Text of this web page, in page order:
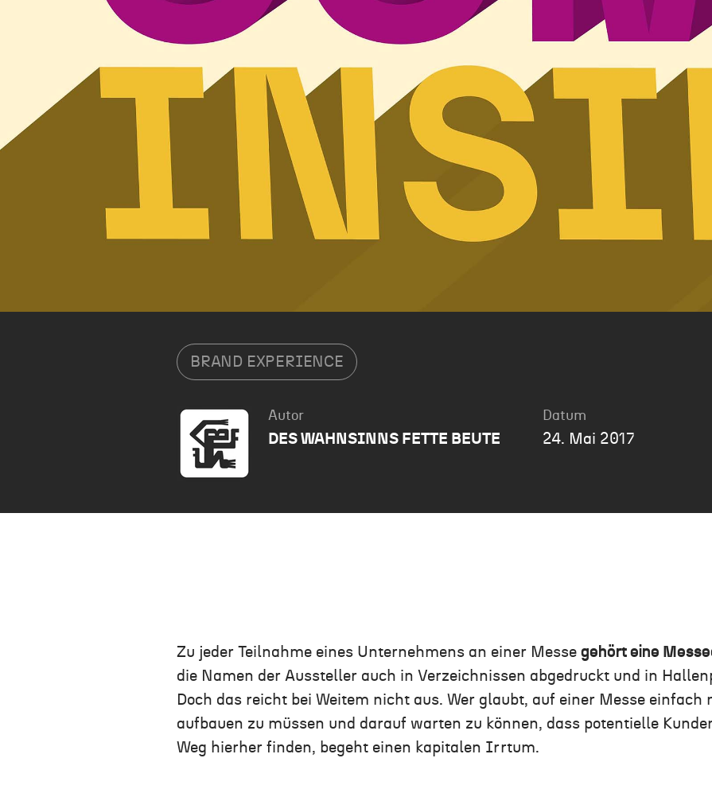
BRAND EXPERIENCE
Autor
DES WAHNSINNS FETTE BEUTE
Datum
24. Mai 2017
Zu jeder Teilnahme eines Unternehmens an einer Messe gehört eine
die Namen der Aussteller auch in Verzeichnissen abgedruckt und in
Doch das reicht bei Weitem nicht aus. Wer glaubt, auf einer Messe einfach
aufbauen zu müssen und darauf warten zu können, dass potentielle
Weg hierher finden, begeht einen kapitalen Irrtum.